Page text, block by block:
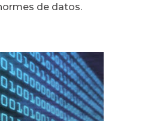
de datos.